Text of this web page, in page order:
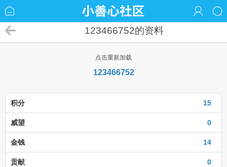
123466752的资料
点击重新加载
123466752
15
积分
0
威望
14
金钱
0
贡献